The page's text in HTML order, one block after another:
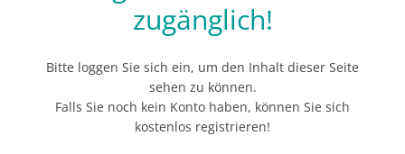
zugänglich!
Bitte loggen Sie sich ein, um den Inhalt dieser Seite
sehen zu können.
Falls Sie noch kein Konto haben, können Sie sich
kostenlos registrieren!